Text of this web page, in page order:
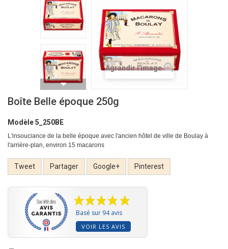
Agrandir l'image
Boîte Belle époque 250g
Modèle5_250BE
L'insouciance de la belle époque avec l'ancien hôtel de ville de Boulay à
l'arrière-plan, environ 15 macarons
Tweet Partager Google+ Pinterest
Basé sur 94 avis
VOIR LES AVIS